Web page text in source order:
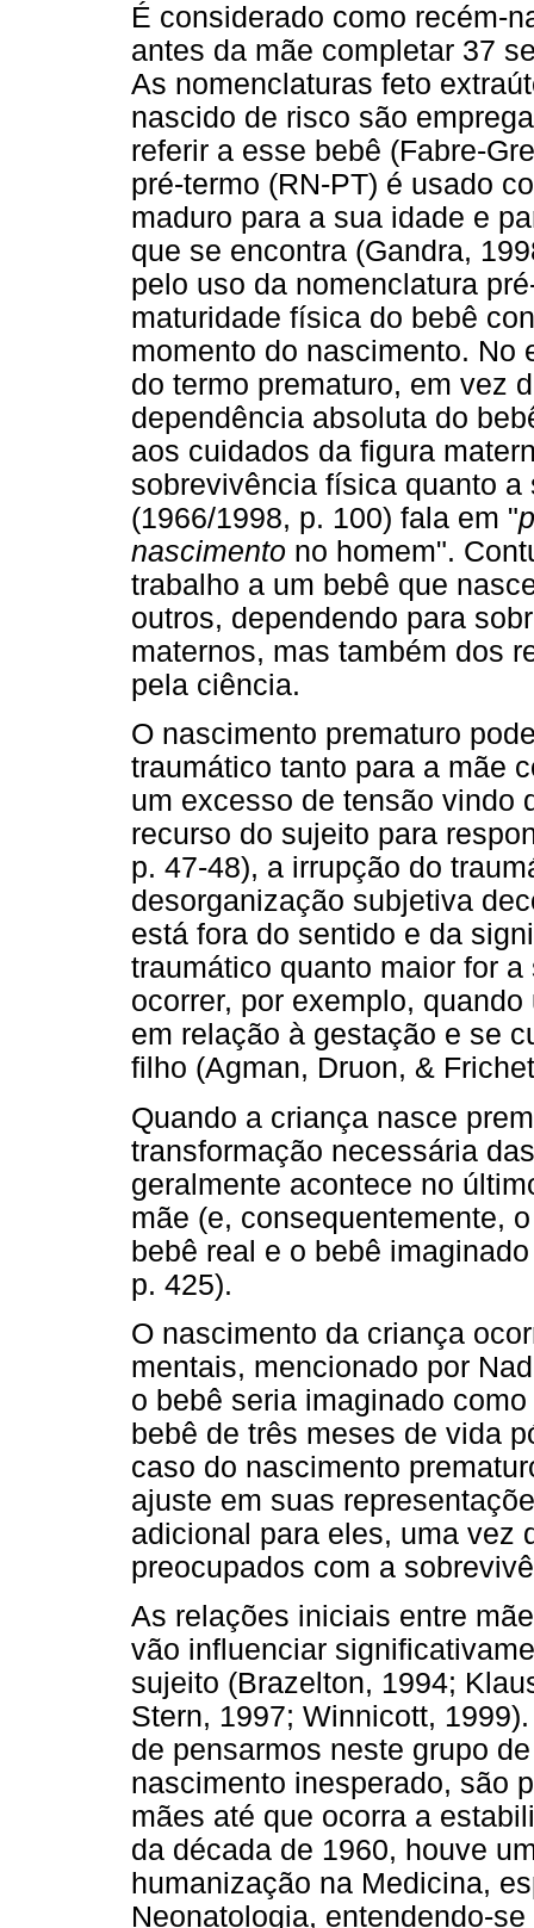
É considerado como recém-
antes da mãe completar 37
As nomenclaturas feto
nascido de risco são
referir a esse bebê (Fabre-
pré-termo (RN-PT) é usado
maduro para a sua idade e
que se encontra (Gandra,
pelo uso da nomenclatura
maturidade física do bebê
momento do nascimento. No
do termo prematuro, em vez
dependência absoluta do
aos cuidados da figura
sobrevivência física quanto
(1966/1998, p. 100) fala em "
nascimento no homem".
trabalho a um bebê que
outros, dependendo para
maternos, mas também dos
pela ciência.
O nascimento prematuro
traumático tanto para a mãe
um excesso de tensão vindo
recurso do sujeito para
p. 47-48), a irrupção do
desorganização subjetiva
está fora do sentido e da
traumático quanto maior for
ocorrer, por exemplo,
em relação à gestação e se
filho (Agman, Druon, &
Quando a criança nasce
transformação necessária
geralmente acontece no
mãe (e, consequentemente,
bebê real e o bebê
p. 425).
O nascimento da criança
mentais, mencionado por
o bebê seria imaginado
bebê de três meses de vida
caso do nascimento
ajuste em suas
adicional para eles, uma vez
preocupados com a
As relações iniciais entre
vão influenciar
sujeito (Brazelton, 1994;
Stern, 1997; Winnicott,
de pensarmos neste grupo
nascimento inesperado, são
mães até que ocorra a
da década de 1960, houve
humanização na Medicina,
Neonatologia, entendendo-